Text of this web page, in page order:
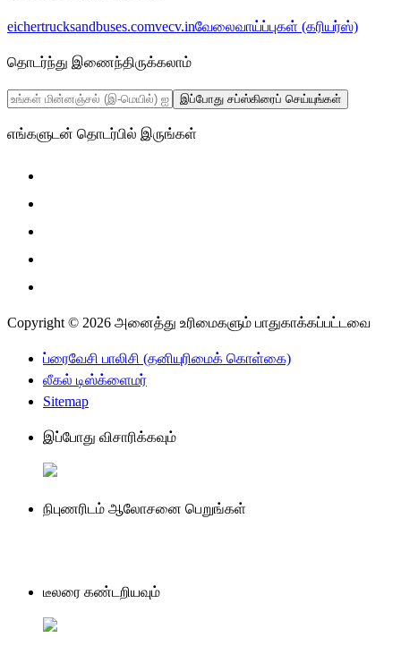
eichertrucksandbuses.comvecv.inவேலைவாய்ப்புகள் (கரியர்ஸ்)
தொடர்ந்து இணைந்திருக்கலாம்
இப்போது சப்ஸ்கிரைப் செய்யுங்கள்
எங்களுடன் தொடர்பில் இருங்கள்
Copyright © 2026 அனைத்து உரிமைகளும் பாதுகாக்கப்பட்டவை
ப்ரைவேசி பாலிசி (தனியுரிமைக் கொள்கை)
லீகல் டிஸ்க்ளைமர்
Sitemap
இப்போது விசாரிக்கவும்
நிபுணரிடம் ஆலோசனை பெறுங்கள்
டீலரை கண்டறியவும்